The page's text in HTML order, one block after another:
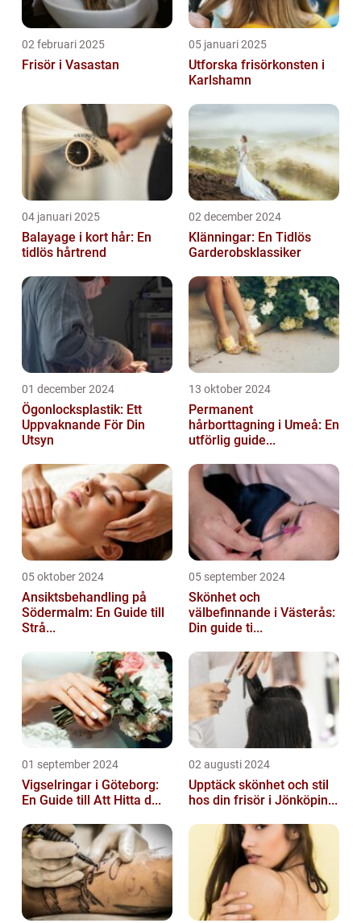
02 februari 2025
Frisör i Vasastan
05 januari 2025
Utforska frisörkonsten i
Karlshamn
04 januari 2025
Balayage i kort hår: En
tidlös hårtrend
02 december 2024
Klänningar: En Tidlös
Garderobsklassiker
01 december 2024
Ögonlocksplastik: Ett
Uppvaknande För Din
Utsyn
13 oktober 2024
Permanent
hårborttagning i Umeå: En
utförlig guide...
05 oktober 2024
Ansiktsbehandling på
Södermalm: En Guide till
Strå...
05 september 2024
Skönhet och
välbefinnande i Västerås:
Din guide ti...
01 september 2024
Vigselringar i Göteborg:
En Guide till Att Hitta d...
02 augusti 2024
Upptäck skönhet och stil
hos din frisör i Jönköpin...